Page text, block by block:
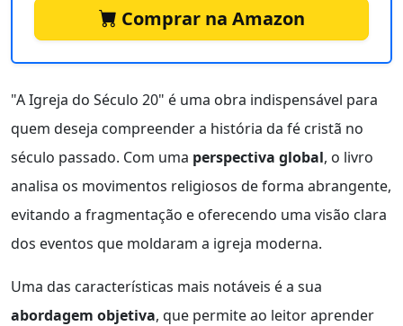
Comprar na Amazon
"A Igreja do Século 20" é uma obra indispensável para
quem deseja compreender a história da fé cristã no
século passado. Com uma perspectiva global, o livro
analisa os movimentos religiosos de forma abrangente,
evitando a fragmentação e oferecendo uma visão clara
dos eventos que moldaram a igreja moderna.
Uma das características mais notáveis é a sua
abordagem objetiva, que permite ao leitor aprender